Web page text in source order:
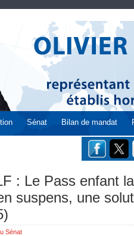
Sénat Bilan de mandat
: Le Pass enfant
suspens, une
Sénat